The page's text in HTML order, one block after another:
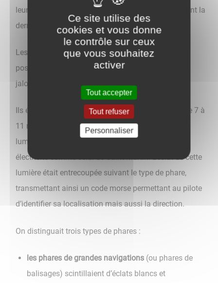
leur mission. Ces phares aéronautiques constituaient la
dernière main tendue vers ces pilotes.
Les phares de Saint Martin et de Villethierry sont
positionnés sur l’axe nord-sud et servaient au
jalonnement (cf. explication plus bas).
Ils étaient composés d’un pylône en ciment, haut de 7 à
11 m, d’une plateforme accueillant une source de
lumière alimentée par acétylène, ou par néon /
électricité comme celui de Saint-Martin. L’éclat de cette
lumière était entrecoupée suivant le type de phare,
transmettant ainsi un code morse permettant au pilote
d’identifier sa localisation mais aussi la direction.
On distinguait trois types de phares :
les phares de grandes navigations (ou phares de
balisages) scintillaient d’éclats blancs et
Ce site utilise des
cookies et vous donne
le contrôle sur ceux
que vous souhaitez
activer
Tout accepter
Tout refuser
Personnaliser